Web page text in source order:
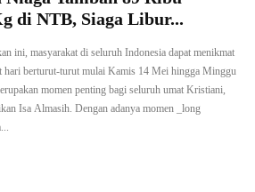
di NTB, Siaga Libur...
ini, masyarakat di seluruh Indonesia dapat menikmat
hari berturut-turut mulai Kamis 14 Mei hingga Minggu
momen penting bagi seluruh umat Kristiani,
Isa Almasih. Dengan adanya momen _long